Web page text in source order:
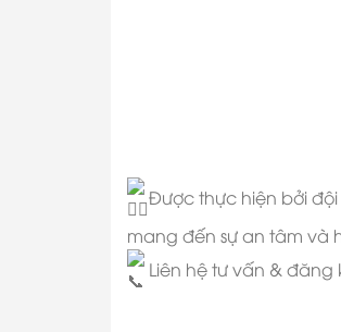
Được thực hiện bởi đội
mang đến sự an tâm và
Liên hệ tư vấn & đăng